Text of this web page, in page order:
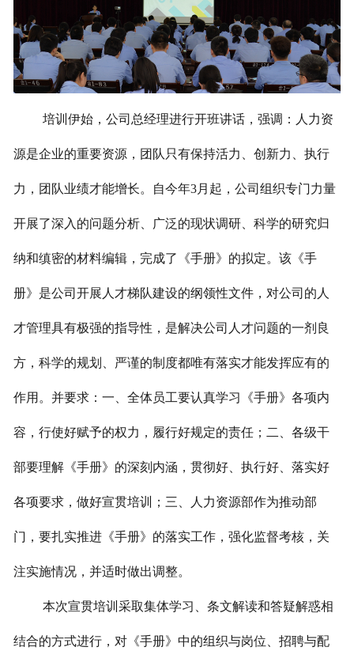
培训伊始，公司总经理进行开班讲话，强调：人力资
源是企业的重要资源，团队只有保持活力、创新力、执行
力，团队业绩才能增长。自今年3月起，公司组织专门力量
开展了深入的问题分析、广泛的现状调研、科学的研究归
纳和缜密的材料编辑，完成了《手册》的拟定。该《手
册》是公司开展人才梯队建设的纲领性文件，对公司的人
才管理具有极强的指导性，是解决公司人才问题的一剂良
方，科学的规划、严谨的制度都唯有落实才能发挥应有的
作用。并要求：一、全体员工要认真学习《手册》各项内
容，行使好赋予的权力，履行好规定的责任；二、各级干
部要理解《手册》的深刻内涵，贯彻好、执行好、落实好
各项要求，做好宣贯培训；三、人力资源部作为推动部
门，要扎实推进《手册》的落实工作，强化监督考核，关
注实施情况，并适时做出调整。
本次宣贯培训采取集体学习、条文解读和答疑解惑相
结合的方式进行，对《手册》中的组织与岗位、招聘与配